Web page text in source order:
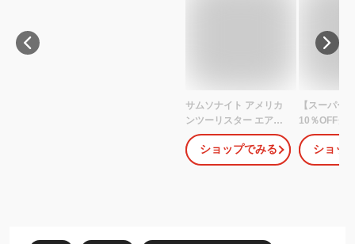
サムソナイト アメリカ
ンツーリスター エアー
コニック 55cm
Samsonite American
Tourister AIRCONIC
ショップでみる
【スーパ
10％OFFク
ツケース ミ
付 ディズニ
ス機内持ち
ショッ